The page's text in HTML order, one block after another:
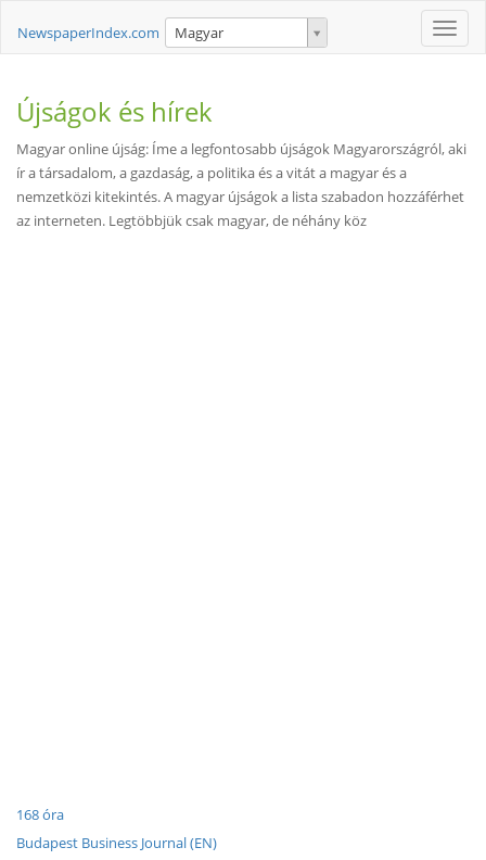
Toggle
NewspaperIndex.com Magyar
Újságok és hírek
Magyar online újság: Íme a legfontosabb újságok Magyarországról, aki
ír a társadalom, a gazdaság, a politika és a vitát a magyar és a
nemzetközi kitekintés. A magyar újságok a lista szabadon hozzáférhet
az interneten. Legtöbbjük csak magyar, de néhány köz
168 óra
Budapest Business Journal (EN)